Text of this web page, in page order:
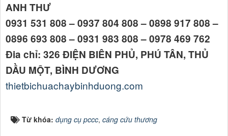
ANH THƯ
0931 531 808 – 0937 804 808 – 0898 917 808 –
0896 693 808 – 0931 983 808 – 0978 469 762
Đia chỉ: 326 ĐIỆN BIÊN PHỦ, PHÚ TÂN, THỦ
DẦU MỘT, BÌNH DƯƠNG
thietbichuachaybinhduong.com
Từ khóa: dụng cụ pccc, cáng cứu thương